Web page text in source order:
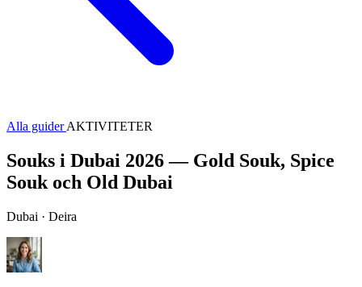
Alla guiderAKTIVITETER
Souks i Dubai 2026 — Gold Souk, Spice
Souk och Old Dubai
Dubai · Deira